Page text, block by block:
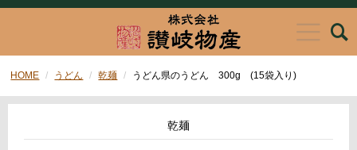
HOME うどん 乾麺 うどん県のうどん 300g (15袋入り)
乾麺